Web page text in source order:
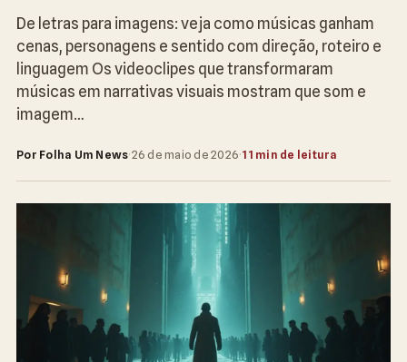
De letras para imagens: veja como músicas ganham
cenas, personagens e sentido com direção, roteiro e
linguagem Os videoclipes que transformaram
músicas em narrativas visuais mostram que som e
imagem…
Por Folha Um News·26 de maio de 2026·11 min de leitura